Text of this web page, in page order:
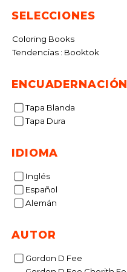
SELECCIONES
Coloring Books
Tendencias : Booktok
ENCUADERNACIÓN
Tapa Blanda
Tapa Dura
IDIOMA
Inglés
Español
Alemán
AUTOR
Gordon D Fee